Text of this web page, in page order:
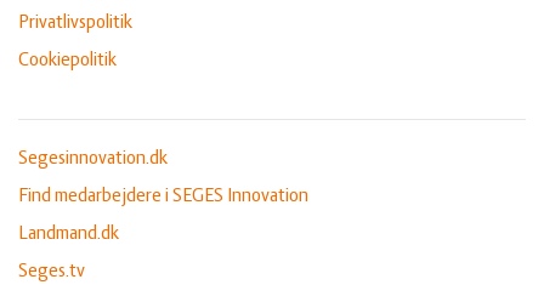
Privatlivspolitik
Cookiepolitik
Segesinnovation.dk
Find medarbejdere i SEGES Innovation
Landmand.dk
Seges.tv